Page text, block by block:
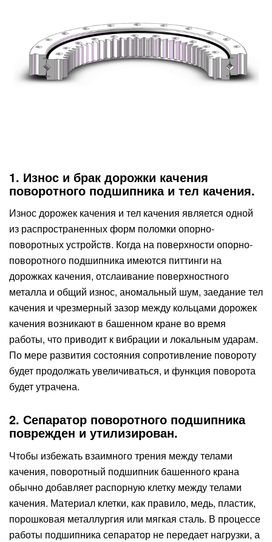
1. Износ и брак дорожки качения
поворотного подшипника и тел качения.
Износ дорожек качения и тел качения является одной
из распространенных форм поломки опорно-
поворотных устройств. Когда на поверхности опорно-
поворотного подшипника имеются питтинги на
дорожках качения, отслаивание поверхностного
металла и общий износ, аномальный шум, заедание тел
качения и чрезмерный зазор между кольцами дорожек
качения возникают в башенном кране во время
работы, что приводит к вибрации и локальным ударам.
По мере развития состояния сопротивление повороту
будет продолжать увеличиваться, и функция поворота
будет утрачена.
2. Сепаратор поворотного подшипника
поврежден и утилизирован.
Чтобы избежать взаимного трения между телами
качения, поворотный подшипник башенного крана
обычно добавляет распорную клетку между телами
качения. Материал клетки, как правило, медь, пластик,
порошковая металлургия или мягкая сталь. В процессе
работы подшипника сепаратор не передает нагрузки, а